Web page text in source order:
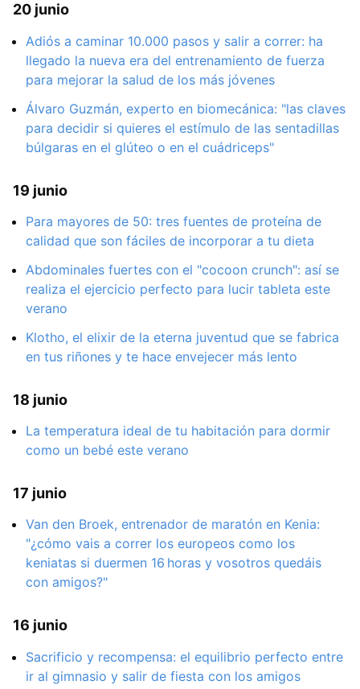
20 junio
Adiós a caminar 10.000 pasos y salir a correr: ha
llegado la nueva era del entrenamiento de fuerza
para mejorar la salud de los más jóvenes
Álvaro Guzmán, experto en biomecánica: "las claves
para decidir si quieres el estímulo de las sentadillas
búlgaras en el glúteo o en el cuádriceps"
19 junio
Para mayores de 50: tres fuentes de proteína de
calidad que son fáciles de incorporar a tu dieta
Abdominales fuertes con el "cocoon crunch": así se
realiza el ejercicio perfecto para lucir tableta este
verano
Klotho, el elixir de la eterna juventud que se fabrica
en tus riñones y te hace envejecer más lento
18 junio
La temperatura ideal de tu habitación para dormir
como un bebé este verano
17 junio
Van den Broek, entrenador de maratón en Kenia:
"¿cómo vais a correr los europeos como los
keniatas si duermen 16 horas y vosotros quedáis
con amigos?"
16 junio
Sacrificio y recompensa: el equilibrio perfecto entre
ir al gimnasio y salir de fiesta con los amigos